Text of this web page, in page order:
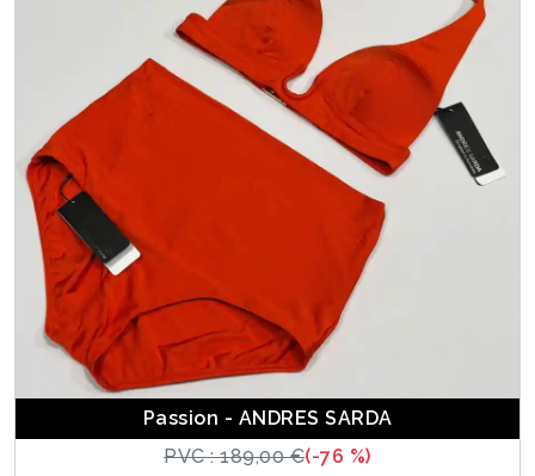
Passion - ANDRES SARDA
PVC : 189,00 €(-76 %)